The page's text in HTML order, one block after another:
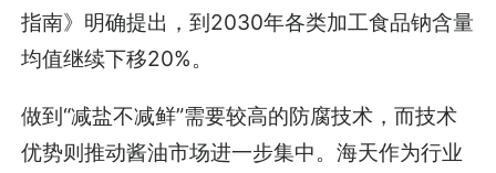
指南》明确提出，到2030年各类加工食品钠含量
均值继续下移20%。
做到“减盐不减鲜”需要较高的防腐技术，而技术
优势则推动酱油市场进一步集中。海天作为行业